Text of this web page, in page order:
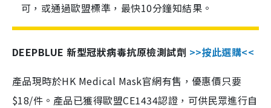
可，或通過歐盟標準，最快10分鐘知結果。
DEEPBLUE 新型冠狀病毒抗原檢測試劑 >>按此選購<<
產品現時於HK Medical Mask官網有售，優惠價只要
$18/件。產品已獲得歐盟CE1434認證，可供民眾進行自